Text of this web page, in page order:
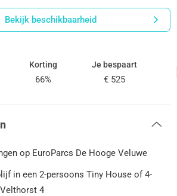
Bekijk beschikbaarheid
Korting
66%
Je bespaart
€ 525
op EuroParcs De Hooge Veluwe
in een 2-persoons Tiny House of 4-
4